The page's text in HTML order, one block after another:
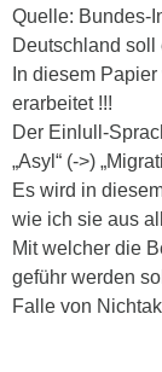
Quelle: Bundes-
Deutschland
In diesem
erarbeitet !!!
Der Einlull-
„Asyl“ (->)
Es wird in
wie ich sie aus
Mit welcher die
geführ werden
Falle von